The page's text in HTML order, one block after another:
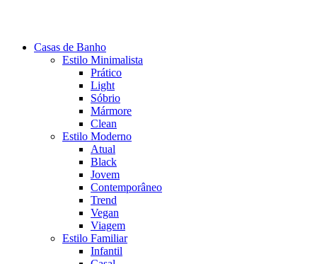
Casas de Banho
Estilo Minimalista
Prático
Light
Sóbrio
Mármore
Clean
Estilo Moderno
Atual
Black
Jovem
Contemporâneo
Trend
Vegan
Viagem
Estilo Familiar
Infantil